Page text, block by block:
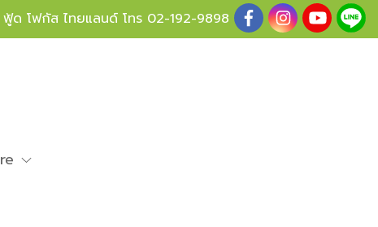
ฟู้ด โฟกัส ไทยแลนด์ โทร 02-192-9898